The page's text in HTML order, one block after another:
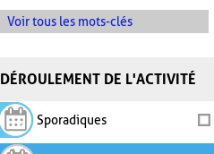
Voir tous les mots-clés
DÉROULEMENT DE L'ACTIVITÉ
Sporadiques